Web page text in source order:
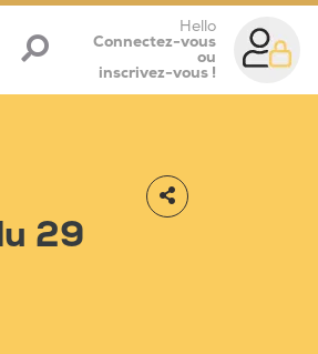
Hello
Connectez-vous
ou
inscrivez-vous !
29